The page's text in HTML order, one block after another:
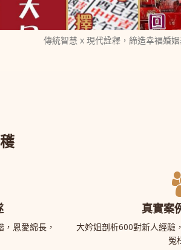
傳統智慧 x 現代詮釋，締造幸福婚
恩愛綿長，
真實案
大妗姐剖析600對新人經驗
冤